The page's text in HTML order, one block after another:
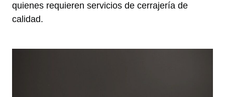
quienes requieren servicios de cerrajería de
calidad.